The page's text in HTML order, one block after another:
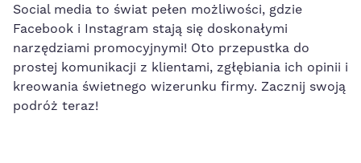
Social media to świat pełen możliwości, gdzie
Facebook i Instagram stają się doskonałymi
narzędziami promocyjnymi! Oto przepustka do
prostej komunikacji z klientami, zgłębiania ich opinii i
kreowania świetnego wizerunku firmy. Zacznij swoją
podróż teraz!